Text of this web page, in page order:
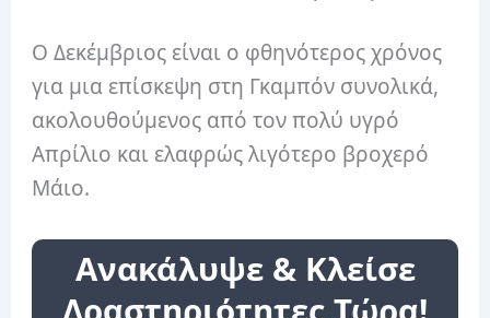
Ο Δεκέμβριος είναι ο φθηνότερος χρόνος
για μια επίσκεψη στη Γκαμπόν συνολικά,
ακολουθούμενος από τον πολύ υγρό
Απρίλιο και ελαφρώς λιγότερο βροχερό
Μάιο.
Ανακάλυψε & Κλείσε